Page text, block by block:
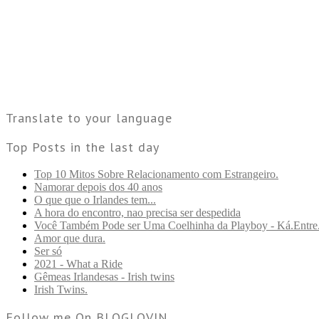
Translate to your language
Top Posts in the last day
Top 10 Mitos Sobre Relacionamento com Estrangeiro.
Namorar depois dos 40 anos
O que que o Irlandes tem...
A hora do encontro, nao precisa ser despedida
Você Também Pode ser Uma Coelhinha da Playboy -
Amor que dura.
Ser só
2021 - What a Ride
Gêmeas Irlandesas - Irish twins
Irish Twins.